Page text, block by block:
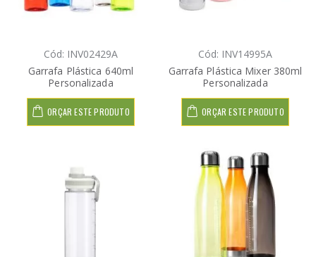
Cód: INV02429A
Garrafa Plástica 640ml
Personalizada
ORÇAR ESTE PRODUTO
Cód: INV14995A
Garrafa Plástica Mixer 380ml
Personalizada
ORÇAR ESTE PRODUTO